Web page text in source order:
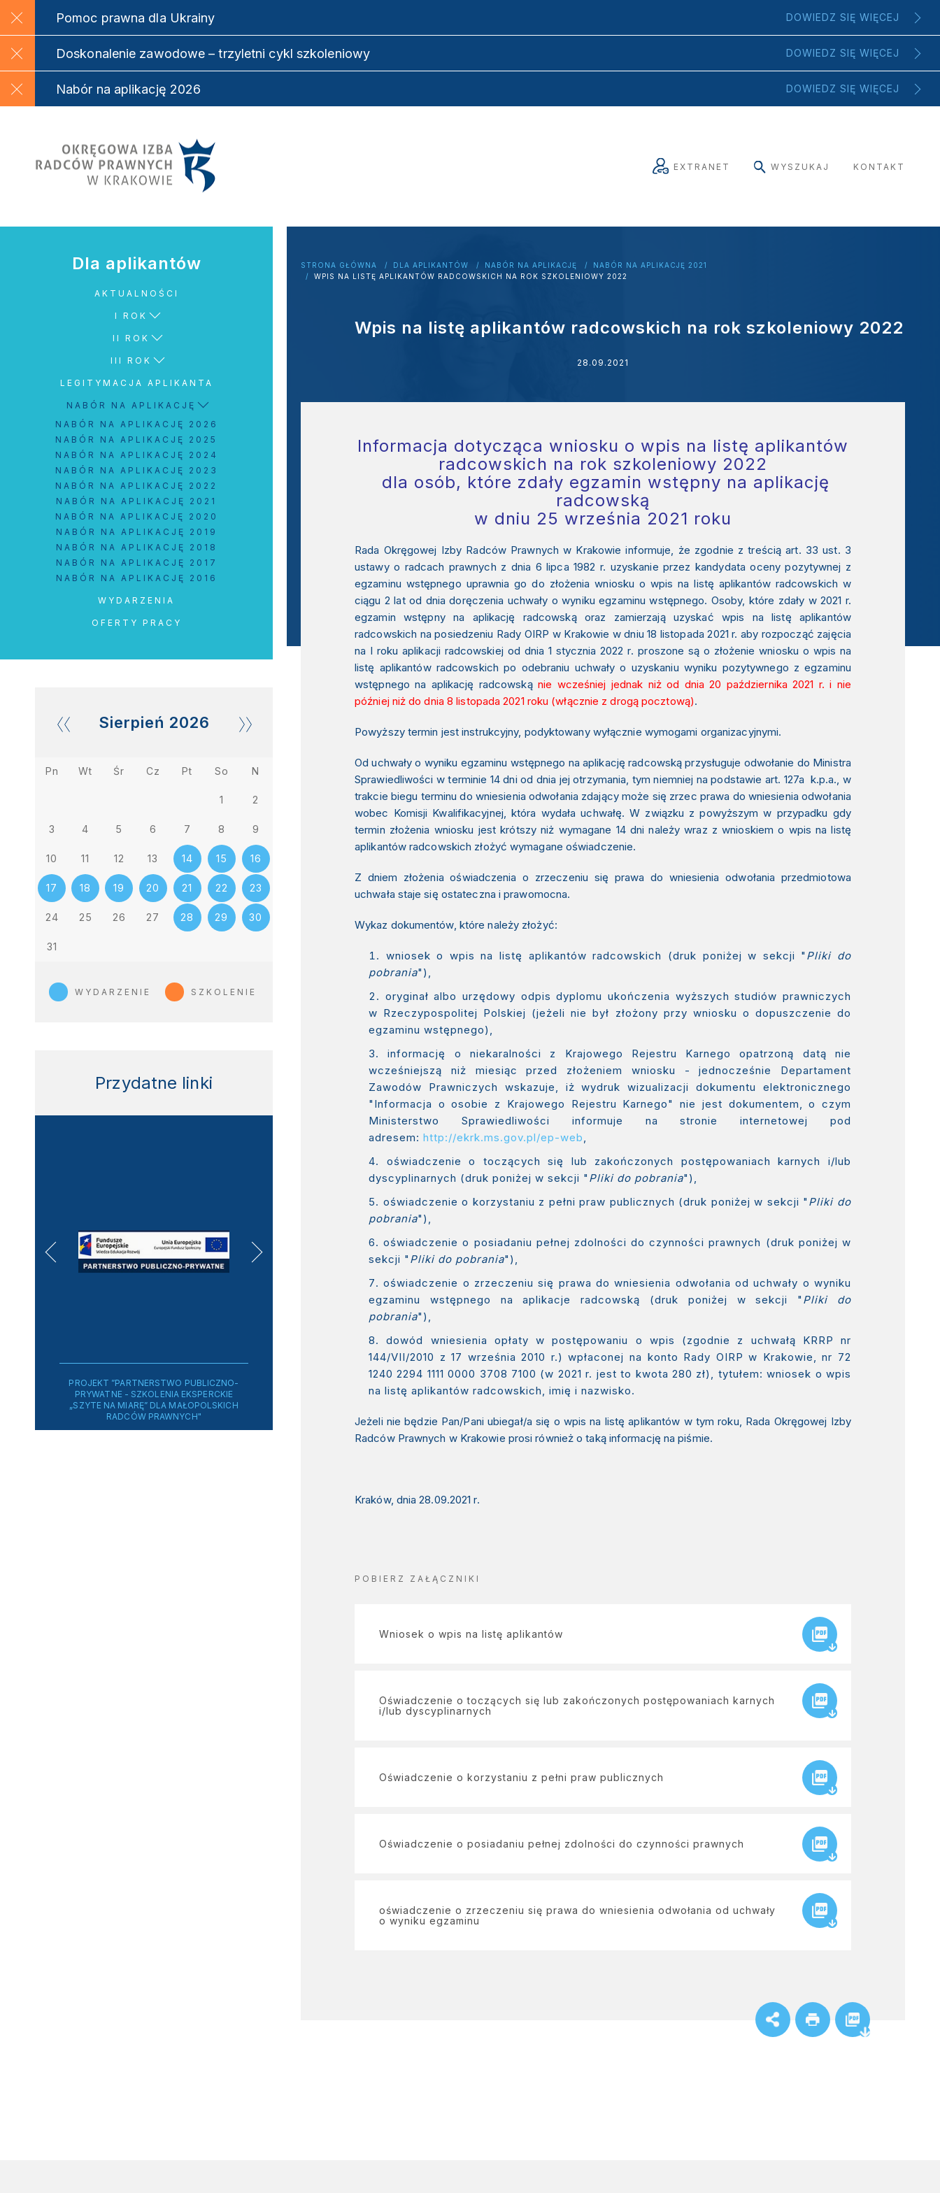
Pomoc prawna dla Ukrainy DOWIEDZ SIĘ WIĘCEJ
Doskonalenie zawodowe – trzyletni cykl szkoleniowy DOWIEDZ SIĘ WIĘCEJ
Nabór na aplikację 2026 DOWIEDZ SIĘ WIĘCEJ
EXTRANET WYSZUKAJ KONTAKT
STRONA GŁÓWNA DLA APLIKANTÓW NABÓR NA APLIKACJĘ
NABÓR NA APLIKACJĘ 2021
WPIS NA LISTĘ APLIKANTÓW RADCOWSKICH NA ROK SZKOLENIOWY 2022
Wpis na listę aplikantów radcowskich na rok szkoleniowy 2022
28.09.2021
Informacja dotycząca wniosku o wpis na listę aplikantów
radcowskich na rok szkoleniowy 2022
dla osób, które zdały egzamin wstępny na aplikację
radcowską
w dniu 25 września 2021 roku
Rada Okręgowej Izby Radców Prawnych w Krakowie informuje, że zgodnie z treścią art. 33 ust. 3
ustawy o radcach prawnych z dnia 6 lipca 1982 r. uzyskanie przez kandydata oceny pozytywnej z
egzaminu wstępnego uprawnia go do złożenia wniosku o wpis na listę aplikantów radcowskich w
ciągu 2 lat od dnia doręczenia uchwały o wyniku egzaminu wstępnego. Osoby, które zdały w 2021 r.
egzamin wstępny na aplikację radcowską oraz zamierzają uzyskać wpis na listę aplikantów
radcowskich na posiedzeniu Rady OIRP w Krakowie w dniu 18 listopada 2021 r. aby rozpocząć zajęcia
na I roku aplikacji radcowskiej od dnia 1 stycznia 2022 r. proszone są o złożenie wniosku o wpis na
listę aplikantów radcowskich po odebraniu uchwały o uzyskaniu wyniku pozytywnego z egzaminu
wstępnego na aplikację radcowską nie wcześniej jednak niż od dnia 20 października 2021 r. i nie
później niż do dnia 8 listopada 2021 roku (włącznie z drogą pocztową).
Powyższy termin jest instrukcyjny, podyktowany wyłącznie wymogami organizacyjnymi.
Od uchwały o wyniku egzaminu wstępnego na aplikację radcowską przysługuje odwołanie do Ministra
Sprawiedliwości w terminie 14 dni od dnia jej otrzymania, tym niemniej na podstawie art. 127a k.p.a., w
trakcie biegu terminu do wniesienia odwołania zdający może się zrzec prawa do wniesienia odwołania
wobec Komisji Kwalifikacyjnej, która wydała uchwałę. W związku z powyższym w przypadku gdy
termin złożenia wniosku jest krótszy niż wymagane 14 dni należy wraz z wnioskiem o wpis na listę
aplikantów radcowskich złożyć wymagane oświadczenie.
Z dniem złożenia oświadczenia o zrzeczeniu się prawa do wniesienia odwołania przedmiotowa
uchwała staje się ostateczna i prawomocna.
Wykaz dokumentów, które należy złożyć:
wniosek o wpis na listę aplikantów radcowskich (druk poniżej w sekcji " Pliki do
pobrania"),
oryginał albo urzędowy odpis dyplomu ukończenia wyższych studiów prawniczych
w Rzeczypospolitej Polskiej (jeżeli nie był złożony przy wniosku o dopuszczenie do
egzaminu wstępnego),
informację o niekaralności z Krajowego Rejestru Karnego opatrzoną datą nie
wcześniejszą niż miesiąc przed złożeniem wniosku - jednocześnie Departament
Zawodów Prawniczych wskazuje, iż wydruk wizualizacji dokumentu elektronicznego
"Informacja o osobie z Krajowego Rejestru Karnego" nie jest dokumentem, o czym
Ministerstwo Sprawiedliwości informuje na stronie internetowej pod
adresem: http://ekrk.ms.gov.pl/ep-web,
oświadczenie o toczących się lub zakończonych postępowaniach karnych i/lub
dyscyplinarnych (druk poniżej w sekcji " Pliki do pobrania"),
oświadczenie o korzystaniu z pełni praw publicznych (druk poniżej w sekcji " Pliki do
pobrania"),
oświadczenie o posiadaniu pełnej zdolności do czynności prawnych (druk poniżej w
sekcji " Pliki do pobrania"),
oświadczenie o zrzeczeniu się prawa do wniesienia odwołania od uchwały o wyniku
egzaminu wstępnego na aplikacje radcowską (druk poniżej w sekcji " Pliki do
pobrania"),
dowód wniesienia opłaty w postępowaniu o wpis (zgodnie z uchwałą KRRP nr
144/VII/2010 z 17 września 2010 r.) wpłaconej na konto Rady OIRP w Krakowie, nr 72
1240 2294 1111 0000 3708 7100 (w 2021 r. jest to kwota 280 zł), tytułem: wniosek o wpis
na listę aplikantów radcowskich, imię i nazwisko.
Jeżeli nie będzie Pan/Pani ubiegał/a się o wpis na listę aplikantów w tym roku, Rada Okręgowej Izby
Radców Prawnych w Krakowie prosi również o taką informację na piśmie.
Kraków, dnia 28.09.2021 r.
POBIERZ ZAŁĄCZNIKI
Wniosek o wpis na listę aplikantów
Oświadczenie o toczących się lub zakończonych postępowaniach karnych
i/lub dyscyplinarnych
Oświadczenie o korzystaniu z pełni praw publicznych
Oświadczenie o posiadaniu pełnej zdolności do czynności prawnych
oświadczenie o zrzeczeniu się prawa do wniesienia odwołania od uchwały
o wyniku egzaminu
Dla aplikantów
AKTUALNOŚCI
I ROK
II ROK
III ROK
LEGITYMACJA APLIKANTA
NABÓR NA APLIKACJĘ
NABÓR NA APLIKACJĘ 2026
NABÓR NA APLIKACJĘ 2025
NABÓR NA APLIKACJĘ 2024
NABÓR NA APLIKACJĘ 2023
NABÓR NA APLIKACJĘ 2022
NABÓR NA APLIKACJĘ 2021
NABÓR NA APLIKACJĘ 2020
NABÓR NA APLIKACJĘ 2019
NABÓR NA APLIKACJĘ 2018
NABÓR NA APLIKACJĘ 2017
NABÓR NA APLIKACJĘ 2016
WYDARZENIA
OFERTY PRACY
Sierpień 2026
Pn Wt Śr Cz Pt So N
1 2
3 4 5 6 7 8 9
10 11 12 13 14 15 16
17 18 19 20 21 22 23
24 25 26 27 28 29 30
31
WYDARZENIE SZKOLENIE
Przydatne linki
PROJEKT ”PARTNERSTWO PUBLICZNO-
PRYWATNE - SZKOLENIA EKSPERCKIE
„SZYTE NA MIARĘ” DLA MAŁOPOLSKICH
RADCÓW PRAWNYCH"